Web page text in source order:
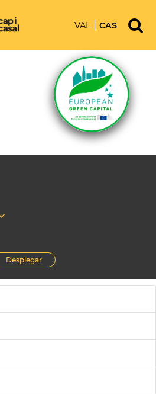
VAL CAS
Desplegar